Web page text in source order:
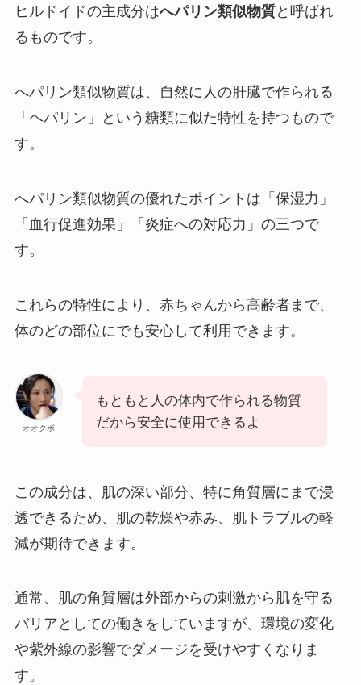
ヒルドイドの主成分はへパリン類似物質と呼ばれ
るものです。
へパリン類似物質は、自然に人の肝臓で作られる
「ヘパリン」という糖類に似た特性を持つもので
す。
へパリン類似物質の優れたポイントは「保湿力」
「血行促進効果」「炎症への対応力」の三つで
す。
これらの特性により、赤ちゃんから高齢者まで、
体のどの部位にでも安心して利用できます。
オオクボ
もともと人の体内で作られる物質
だから安全に使用できるよ
この成分は、肌の深い部分、特に角質層にまで浸
透できるため、肌の乾燥や赤み、肌トラブルの軽
減が期待できます。
通常、肌の角質層は外部からの刺激から肌を守る
バリアとしての働きをしていますが、環境の変化
や紫外線の影響でダメージを受けやすくなりま
す。